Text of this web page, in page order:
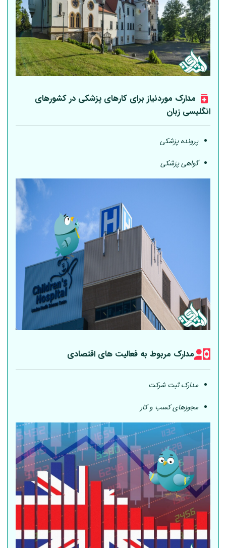
مدارک موردنیاز برای کارهای پزشکی در کشورهای
انگلیسی زبان
پرونده پزشکی
گواهی پزشکی
مدارک مربوط به فعالیت های اقتصادی
مدارک ثبت شرکت
مجوزهای کسب و کار